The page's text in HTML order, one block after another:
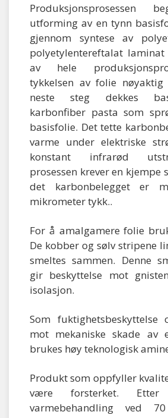
Produksjonsprosessen
utforming av en tynn
gjennom syntese av
polyetylentereftalat laminat
av hele
tykkelsen av folie nøyaktig
neste steg dekkes
karbonfiber pasta som
basisfolie. Det tette
varme under elektriske
konstant infrarød
prosessen krever en kjempe
det karbonbelegget er
mikrometer tykk..
For å amalgamere folie
De kobber og sølv stripene
smeltes sammen. Denne
gir beskyttelse mot
isolasjon.
Som fuktighetsbeskyttelse
mot mekaniske skade av
brukes høy teknologisk
Produkt som oppfyller
være forsterket.
varmebehandling ved